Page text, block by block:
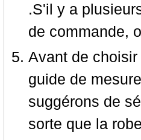
.S'il y a
de commande,
Avant de
guide de
suggérons de
sorte que la